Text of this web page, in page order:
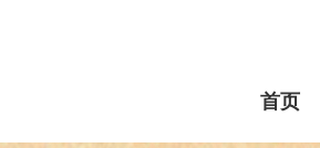
首页